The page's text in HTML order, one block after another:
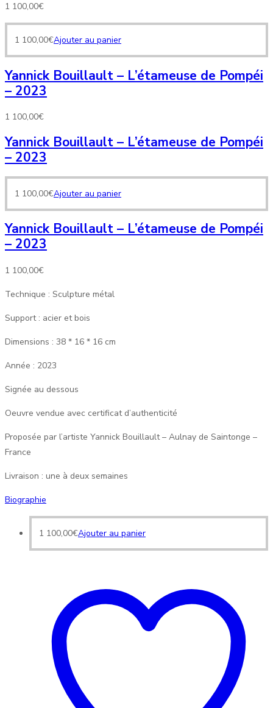
1 100,00€
1 100,00€Ajouter au panier
Yannick Bouillault – L’étameuse de Pompéi
– 2023
1 100,00€
Yannick Bouillault – L’étameuse de Pompéi
– 2023
1 100,00€Ajouter au panier
Yannick Bouillault – L’étameuse de Pompéi
– 2023
1 100,00€
Technique : Sculpture métal
Support : acier et bois
Dimensions : 38 * 16 * 16 cm
Année : 2023
Signée au dessous
Oeuvre vendue avec certificat d’authenticité
Proposée par l’artiste Yannick Bouillault – Aulnay de Saintonge –
France
Livraison : une à deux semaines
Biographie
1 100,00€Ajouter au panier